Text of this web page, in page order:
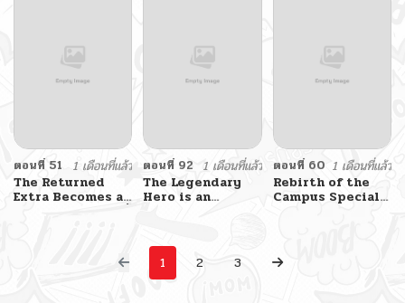
ตอนที่ 51
1 เดือนที่แล้ว
The Returned
Extra Becomes a
ตอนที่ 92 1 เดือนที่แล้ว
The Legendary
Hero is an
ยอดอัจฉริยะแห่ง
สถาบัน
ตอนที่ 60 1 เดือนที่แล้ว
Rebirth of the
Campus Special
1
2 3